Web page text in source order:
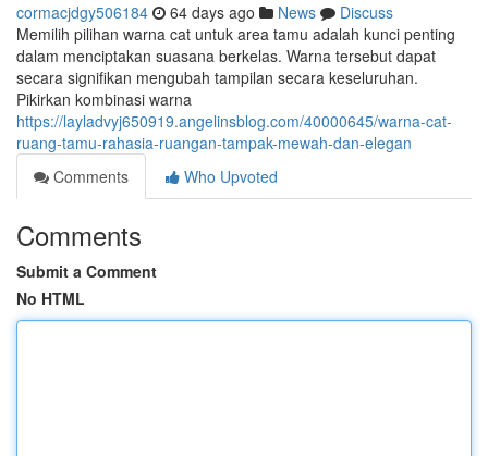
cormacjdgy506184 64 days ago News
Discuss
Memilih pilihan warna cat untuk area tamu adalah kunci penting
dalam menciptakan suasana berkelas. Warna tersebut dapat
secara signifikan mengubah tampilan secara keseluruhan.
Pikirkan kombinasi warna
https://layladvyj650919.angelinsblog.com/40000645/warna-cat-
ruang-tamu-rahasia-ruangan-tampak-mewah-dan-elegan
Comments
Who Upvoted
Comments
Submit a Comment
No HTML